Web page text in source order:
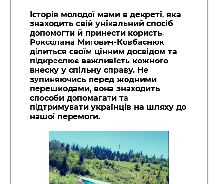
Історія молодої мами в декреті, яка
знаходить свій унікальний спосіб
допомогти й принести користь.
Роксолана Мигович-Ковбаснюк
ділиться своїм цінним досвідом та
підкреслює важливість кожного
внеску у спільну справу. Не
зупиняючись перед жодними
перешкодами, вона знаходить
способи допомагати та
підтримувати українців на шляху до
нашої перемоги.